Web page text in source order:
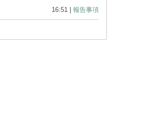
16:51 | 報告事項